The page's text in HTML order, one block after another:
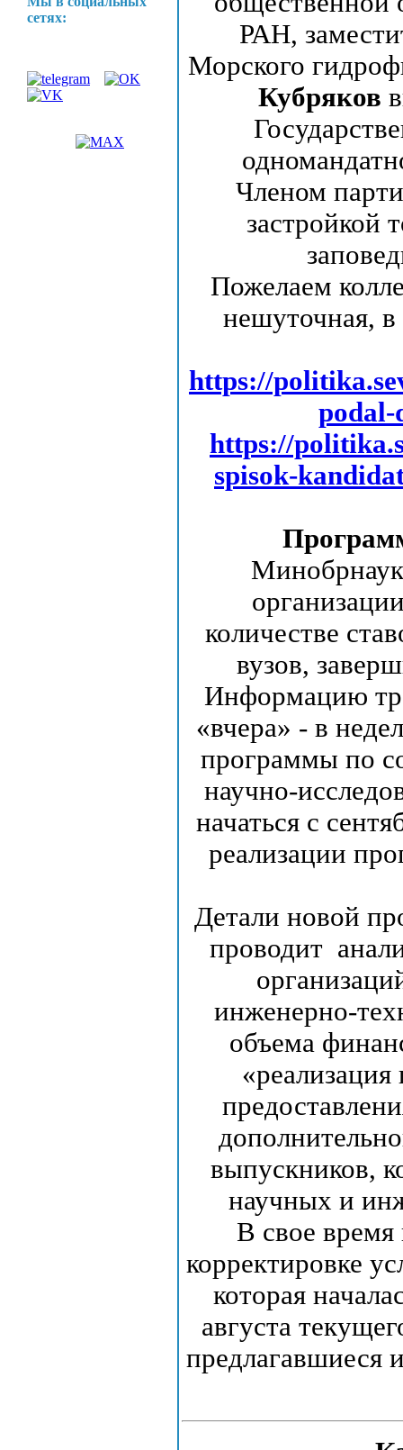
сетях:
РАН,
Морского
Кубряков
Членом
застройкой
Пожелаем
нешуточная,
https://
podal-
https://
spisok-
количестве
вузов,
Информацию
«вчера» - в
программы по
научно-
начаться с
реализации
Детали новой
проводит
инженерно-
объема
выпускников,
научных и
В свое
корректировке
которая
августа
предлагавшиеся